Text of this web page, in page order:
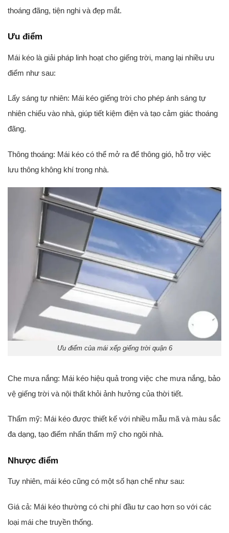
thoáng đãng, tiện nghi và đẹp mắt.
Ưu điểm
Mái kéo là giải pháp linh hoạt cho giếng trời, mang lại nhiều ưu
điểm như sau:
Lấy sáng tự nhiên: Mái kéo giếng trời cho phép ánh sáng tự
nhiên chiếu vào nhà, giúp tiết kiệm điện và tạo cảm giác thoáng
đãng.
Thông thoáng: Mái kéo có thể mở ra để thông gió, hỗ trợ việc
lưu thông không khí trong nhà.
Ưu điểm của mái xếp giếng trời quận 6
Che mưa nắng: Mái kéo hiệu quả trong việc che mưa nắng, bảo
vệ giếng trời và nội thất khỏi ảnh hưởng của thời tiết.
Thẩm mỹ: Mái kéo được thiết kế với nhiều mẫu mã và màu sắc
đa dạng, tạo điểm nhấn thẩm mỹ cho ngôi nhà.
Nhược điểm
Tuy nhiên, mái kéo cũng có một số hạn chế như sau:
Giá cả: Mái kéo thường có chi phí đầu tư cao hơn so với các
loại mái che truyền thống.